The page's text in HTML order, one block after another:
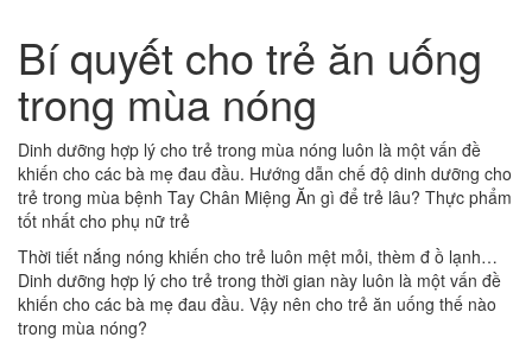
Bí quyết cho trẻ ăn uống
trong mùa nóng
Dinh dưỡng hợp lý cho trẻ trong mùa nóng luôn là một vấn đề
khiến cho các bà mẹ đau đầu. Hướng dẫn chế độ dinh dưỡng cho
trẻ trong mùa bệnh Tay Chân Miệng Ăn gì để trẻ lâu? Thực phẩm
tốt nhất cho phụ nữ trẻ
Thời tiết nắng nóng khiến cho trẻ luôn mệt mỏi, thèm đ ồ lạnh…
Dinh dưỡng hợp lý cho trẻ trong thời gian này luôn là một vấn đề
khiến cho các bà mẹ đau đầu. Vậy nên cho trẻ ăn uống thế nào
trong mùa nóng?